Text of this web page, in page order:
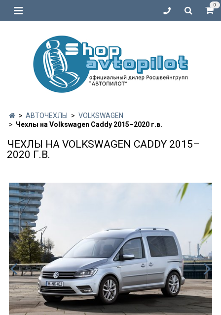
0
АВТОЧЕХЛЫ
VOLKSWAGEN
Чехлы на Volkswagen Caddy 2015–2020 г.в.
ЧЕХЛЫ НА VOLKSWAGEN CADDY 2015–
2020 Г.В.